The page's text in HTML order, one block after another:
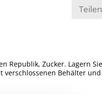
Teilen
Republik, Zucker. Lagern
verschlossenen Behälter